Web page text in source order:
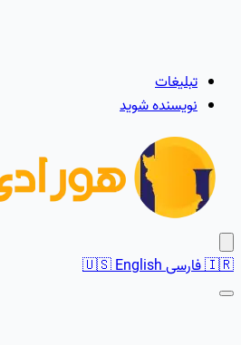
تبلیغات
نویسنده شوید
🇮🇷فارسی 🇺🇸English